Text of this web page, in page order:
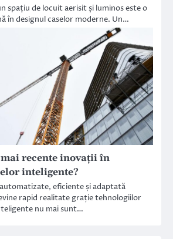
spațiu de locuit aerisit și luminos este o
în designul caselor moderne. Un…
mai recente inovații în
inteligente?
eficiente și adaptată
rapid realitate grație tehnologiilor
nu mai sunt…